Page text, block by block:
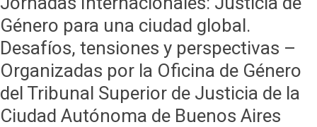
Género para una ciudad global.
Desafíos, tensiones y perspectivas –
Organizadas por la Oficina de Género
del Tribunal Superior de Justicia de la
Ciudad Autónoma de Buenos Aires